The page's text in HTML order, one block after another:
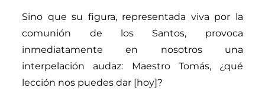
Sino que su figura, representada viva por la
comunión de los Santos, provoca
inmediatamente en nosotros una
interpelación audaz: Maestro Tomás, ¿qué
lección nos puedes dar [hoy]?